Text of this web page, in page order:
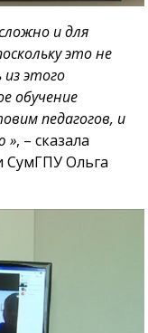
и для
это не
этого
обучение
педагогов, и
», – сказала
СумГПУ Ольга